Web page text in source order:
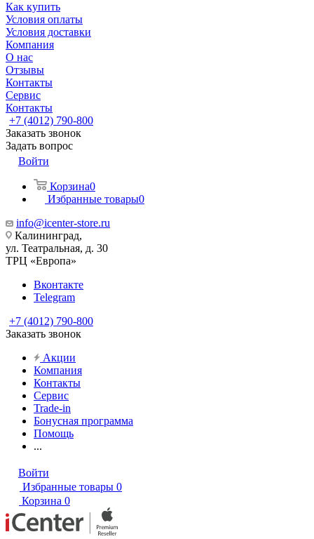
Как купить
Условия оплаты
Условия доставки
Компания
О нас
Отзывы
Контакты
Сервис
Контакты
+7 (4012) 790-800
Заказать звонок
Задать вопрос
Войти
Корзина0
Избранные товары0
info@icenter-store.ru
Калининград,
ул. Театральная, д. 30
ТРЦ «Европа»
Вконтакте
Telegram
+7 (4012) 790-800
Заказать звонок
Акции
Компания
Контакты
Сервис
Trade-in
Бонусная программа
Помощь
...
Войти
Избранные товары 0
Корзина 0